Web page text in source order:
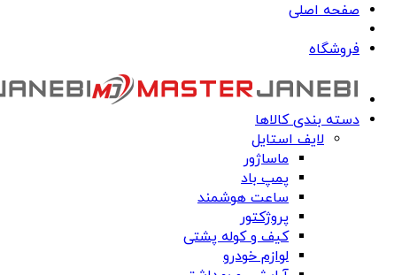
صفحه اصلی
فروشگاه
دسته بندی کالاها
لایف استایل
ماساژور
پمپ باد
ساعت هوشمند
پروژکتور
کیف و کوله پشتی
لوازم خودرو